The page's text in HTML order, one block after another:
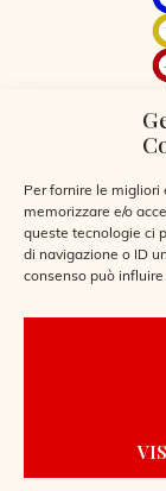
Per fornire le
memorizzare e/o
queste tecnologie ci
di navigazione o ID
consenso può